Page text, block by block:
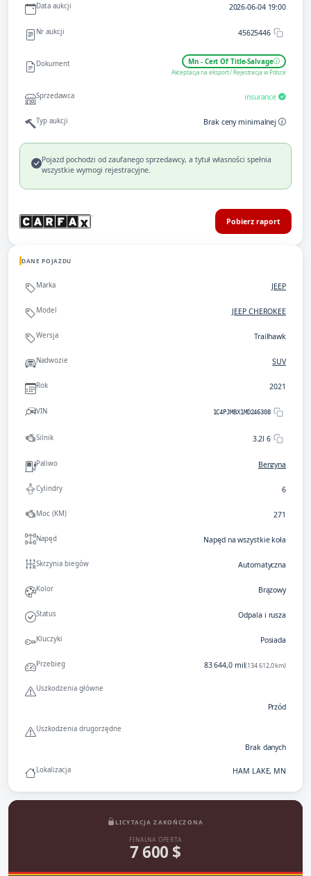
Data aukcji 2026-06-04 19:00
Nr aukcji 45625446
Dokument Mn - Cert Of Title-Salvage
Akceptacja na eksport / Rejestracja w Polsce
Sprzedawca insurance
Typ aukcji Brak ceny minimalnej
Pojazd pochodzi od zaufanego sprzedawcy, a tytuł własności spełnia
wszystkie wymogi rejestracyjne.
Pobierz raport
DANE POJAZDU
Marka JEEP
Model JEEP CHEROKEE
Wersja Trailhawk
Nadwozie SUV
Rok 2021
VIN 1C4PJMBX1MD246308
Silnik 3.2l 6
Paliwo Benzyna
Cylindry 6
Moc (KM) 271
Napęd Napęd na wszystkie koła
Skrzynia biegów Automatyczna
Kolor Brązowy
Status Odpala i rusza
Kluczyki Posiada
Przebieg 83 644,0 mil(134 612,0 km)
Uszkodzenia główne
Przód
Uszkodzenia drugorzędne
Brak danych
Lokalizacja HAM LAKE, MN
LICYTACJA ZAKOŃCZONA
FINALNA OFERTA
7 600 $